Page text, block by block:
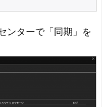
ンターで「同期」を